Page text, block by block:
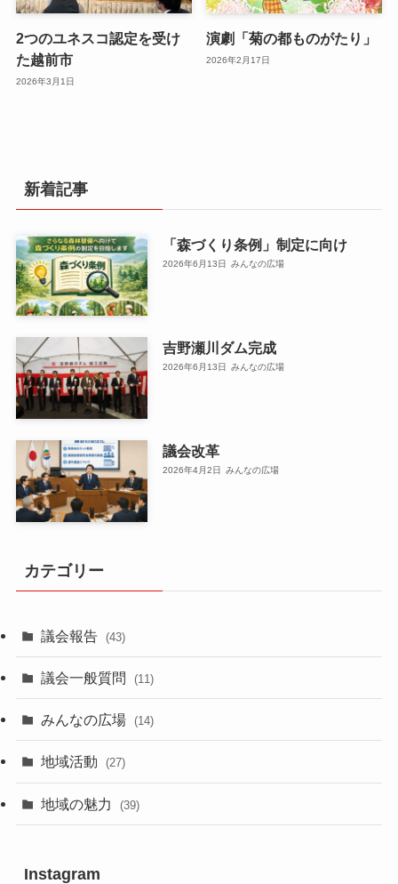
2つのユネスコ認定を受け
た越前市
2026年3月1日
演劇「菊の都ものがたり」
2026年2月17日
新着記事
「森づくり条例」制定に向け
2026年6月13日 みんなの広場
吉野瀬川ダム完成
2026年6月13日 みんなの広場
議会改革
2026年4月2日 みんなの広場
カテゴリー
議会報告 (43)
議会一般質問 (11)
みんなの広場 (14)
地域活動 (27)
地域の魅力 (39)
Instagram